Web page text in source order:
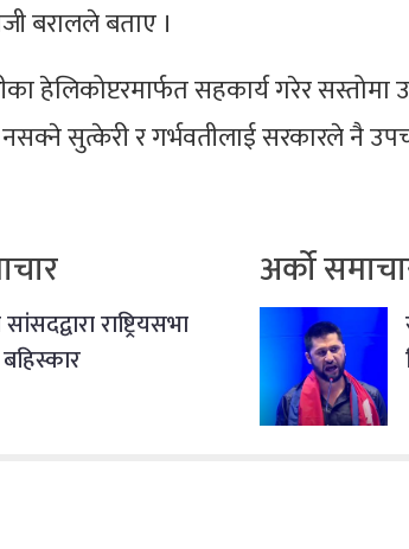
बरालले बताए ।
हेलिकोप्टरमार्फत सहकार्य गरेर
सुत्केरी र गर्भवतीलाई सरकारले नै
राष्ट्रियसभा
अर्को